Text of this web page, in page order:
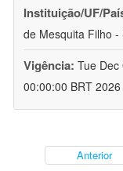
Instituição/UF/
de Mesquita Filho -
Vigência: Tue Dec
00:00:00 BRT 2026
Anterior